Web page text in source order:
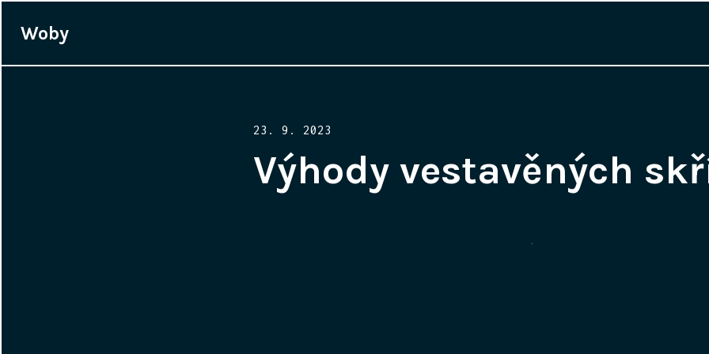
Woby
Posted
23. 9. 2023
Výhody vestavěných